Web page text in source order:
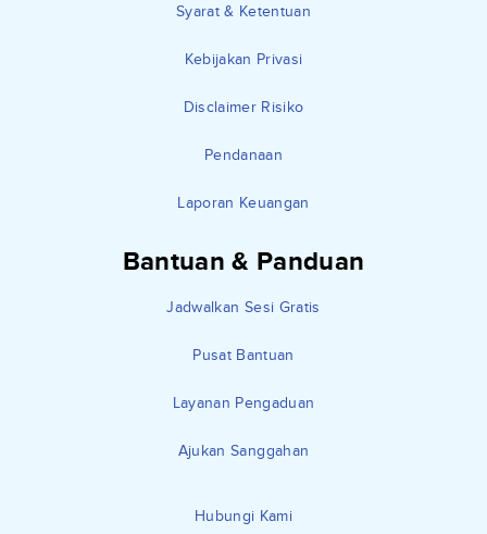
Syarat & Ketentuan
Kebijakan Privasi
Disclaimer Risiko
Pendanaan
Laporan Keuangan
Bantuan & Panduan
Jadwalkan Sesi Gratis
Pusat Bantuan
Layanan Pengaduan
Ajukan Sanggahan
Hubungi Kami